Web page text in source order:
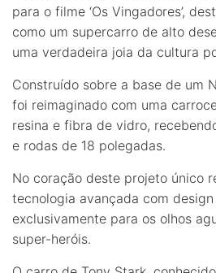
para o filme ‘Os Vingadores’,
como um supercarro de alto
uma verdadeira joia da cultura
Construído sobre a base de um
foi reimaginado com uma
resina e fibra de vidro,
e rodas de 18 polegadas.
No coração deste projeto único
tecnologia avançada com
exclusivamente para os olhos
super-heróis.